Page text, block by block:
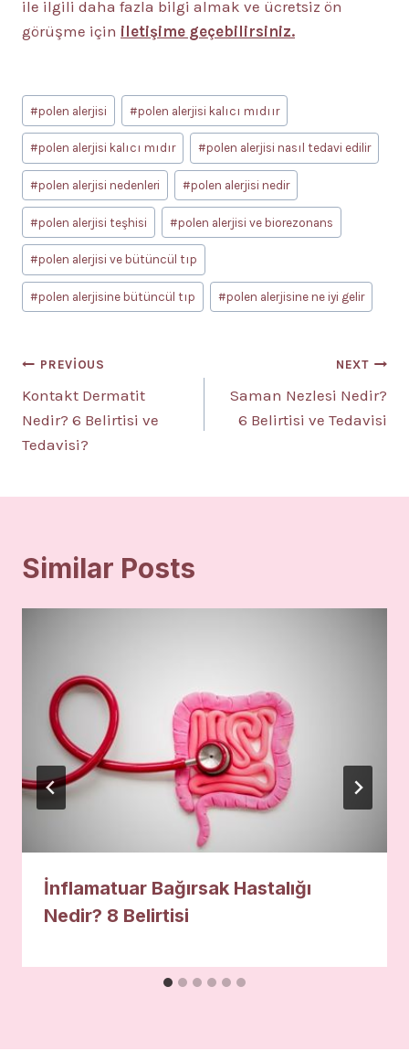
ile ilgili daha fazla bilgi almak ve ücretsiz ön
görüşme için iletişime geçebilirsiniz.
Post
Tags:
#polen alerjisi #polen alerjisi kalıcı mıdıır
#polen alerjisi kalıcı mıdır #polen alerjisi nasıl tedavi edilir
#polen alerjisi nedenleri #polen alerjisi nedir
#polen alerjisi teşhisi #polen alerjisi ve biorezonans
#polen alerjisi ve bütüncül tıp
#polen alerjisine bütüncül tıp #polen alerjisine ne iyi gelir
Yazı
gezinmesi
PREVIOUS
Kontakt Dermatit
Nedir? 6 Belirtisi ve
Tedavisi?
NEXT
Saman Nezlesi Nedir?
6 Belirtisi ve Tedavisi
Similar Posts
İnflamatuar Bağırsak Hastalığı
Nedir? 8 Belirtisi